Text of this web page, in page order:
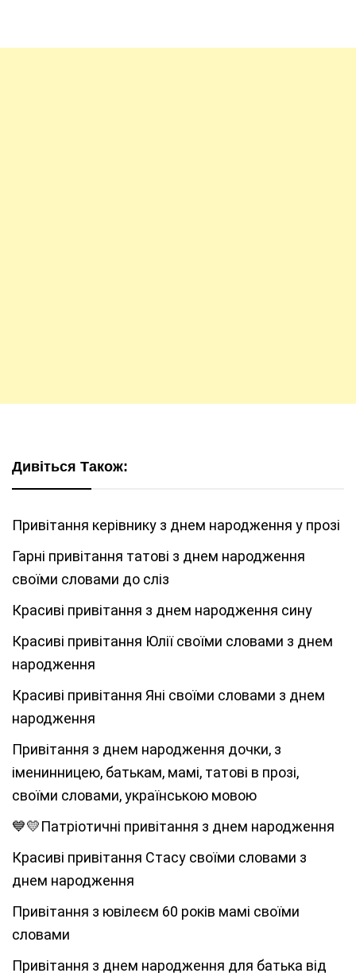
Дивіться Також:
Привітання керівнику з днем народження у прозі
Гарні привітання татові з днем народження
своїми словами до сліз
Красиві привітання з днем народження сину
Красиві привітання Юлії своїми словами з днем
народження
Красиві привітання Яні своїми словами з днем
народження
Привітання з днем народження дочки, з
іменинницею, батькам, мамі, татові в прозі,
своїми словами, українською мовою
💙💛Патріотичні привітання з днем народження
Красиві привітання Стасу своїми словами з
днем народження
Привітання з ювілеєм 60 років мамі своїми
словами
Привітання з днем народження для батька від